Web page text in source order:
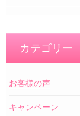
カテゴリー
お客様の声
キャンペーン